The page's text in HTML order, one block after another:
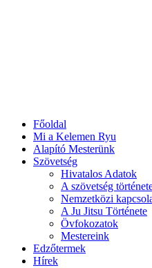
Főoldal
Mi a Kelemen Ryu
Alapító Mesterünk
Szövetség
Hivatalos Adatok
A szövetség
Nemzetközi
A Ju Jitsu Története
Övfokozatok
Mestereink
Edzőtermek
Hírek